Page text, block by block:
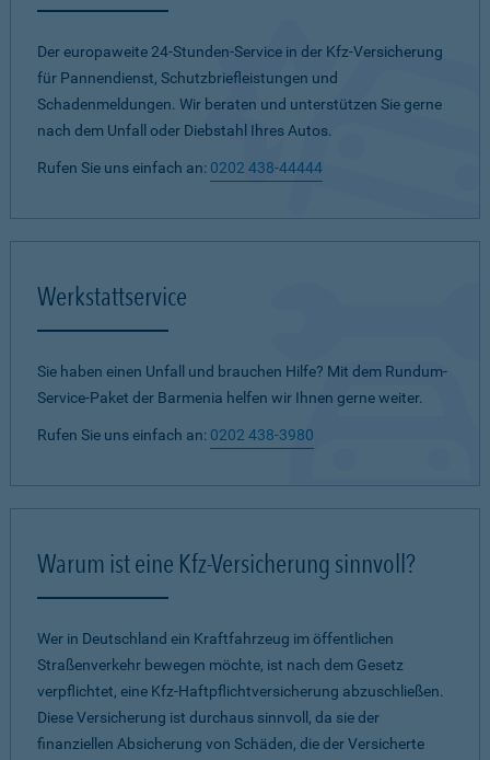
Der europaweite 24-Stunden-Service in der Kfz-Versicherung
für Pannendienst, Schutzbriefleistungen und
Schadenmeldungen. Wir beraten und unterstützen Sie gerne
nach dem Unfall oder Diebstahl Ihres Autos.
Rufen Sie uns einfach an: 0202 438-44444
Werkstattservice
Sie haben einen Unfall und brauchen Hilfe? Mit dem Rundum-
Service-Paket der Barmenia helfen wir Ihnen gerne weiter.
Rufen Sie uns einfach an: 0202 438-3980
Warum ist eine Kfz-Versicherung sinnvoll?
Wer in Deutschland ein Kraftfahrzeug im öffentlichen
Straßenverkehr bewegen möchte, ist nach dem Gesetz
verpflichtet, eine Kfz-Haftpflichtversicherung abzuschließen.
Diese Versicherung ist durchaus sinnvoll, da sie der
finanziellen Absicherung von Schäden, die der Versicherte